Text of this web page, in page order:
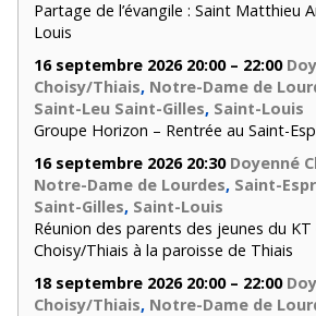
Partage de l’évangile : Saint Matthieu
Louis
16 septembre 2026 20:00 – 22:00
Choisy/Thiais, Notre-Dame de
Saint-Leu Saint-Gilles, Saint-Louis
Groupe Horizon – Rentrée au Saint-
16 septembre 2026 20:30 Doyenné
Notre-Dame de Lourdes, Saint-
Saint-Gilles, Saint-Louis
Réunion des parents des jeunes du
Choisy/Thiais à la paroisse de Thiais
18 septembre 2026 20:00 – 22:00
Choisy/Thiais, Notre-Dame de